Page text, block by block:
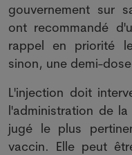
gouvernement sur
ont recommandé
rappel en priorité
sinon, une demi-
L'injection doit
l'administration de
jugé le plus
vaccin. Elle peut